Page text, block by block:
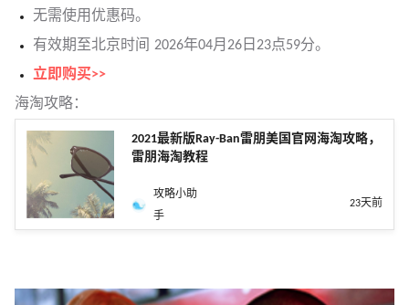
无需使用优惠码。
有效期至北京时间 2026年04月26日23点59分。
立即购买>>
海淘攻略：
2021最新版Ray-Ban雷朋美国官网海淘攻略，
雷朋海淘教程
攻略小助
手
23天前